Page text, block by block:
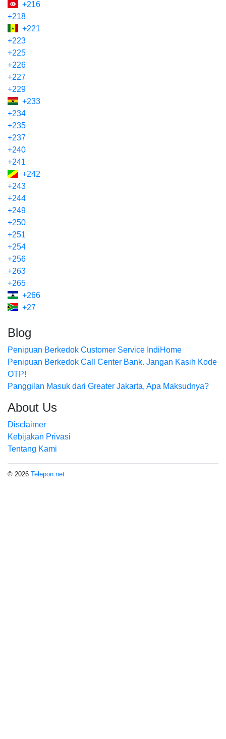
+216
+218
+221
+223
+225
+226
+227
+229
+233
+234
+235
+237
+240
+241
+242
+243
+244
+249
+250
+251
+254
+256
+263
+265
+266
+27
Blog
Penipuan Berkedok Customer Service IndiHome
Penipuan Berkedok Call Center Bank. Jangan Kasih Kode
OTP!
Panggilan Masuk dari Greater Jakarta, Apa Maksudnya?
About Us
Disclaimer
Kebijakan Privasi
Tentang Kami
© 2026 Telepon.net